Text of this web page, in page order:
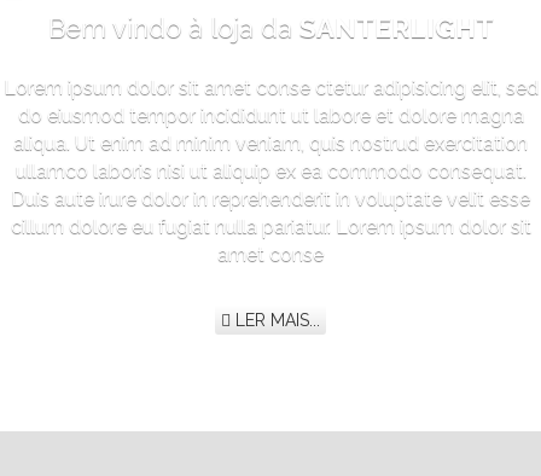
Bem vindo à loja da SANTERLIGHT
Lorem ipsum dolor sit amet conse ctetur adipisicing elit, sed
do eiusmod tempor incididunt ut labore et dolore magna
aliqua. Ut enim ad minim veniam, quis nostrud exercitation
ullamco laboris nisi ut aliquip ex ea commodo consequat.
Duis aute irure dolor in reprehenderit in voluptate velit esse
cillum dolore eu fugiat nulla pariatur. Lorem ipsum dolor sit
amet conse
LER MAIS...